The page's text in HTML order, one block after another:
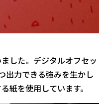
した。デジタルオフセッ
出力できる強みを生かし
紙を使用しています。